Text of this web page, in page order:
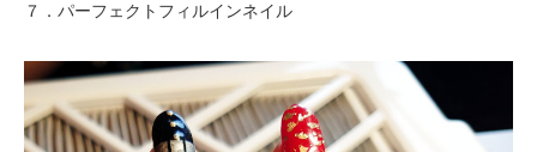
７．パーフェクトフィルインネイル